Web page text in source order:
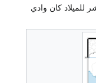
كان وادي